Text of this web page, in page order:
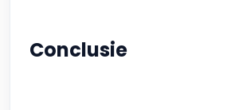
Conclusie